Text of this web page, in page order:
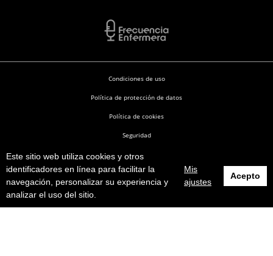
Este sitio web utiliza cookies y otros
identificadores en línea para facilitar la
navegación, personalizar su experiencia y
analizar el uso del sitio.
Mis
ajustes
Acepto
Enfermería en Desarrollo © 2026
Condiciones de uso
Política de protección de datos
Política de cookies
Seguridad